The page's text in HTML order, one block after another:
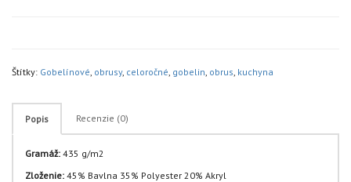
Štítky: Gobelínové, obrusy, celoročné, gobelin, obrus, kuchyna
Popis Recenzie (0)
Gramáž: 435 g/m2
Zloženie: 45% Bavlna 35% Polyester 20% Akryl